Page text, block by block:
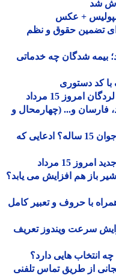
+ عکس
حقوق و نظم
شدگان چه خدماتی
دستوری
جدول قطعی برق شهرکرد، بروجن و لردگان امروز 15 مرداد
و... (چهارمحال و
راز طول عمر انسان در دستان یک نوجوان 15 ساله؟ ادعایی که
مرداد
هم افزایش می یابد؟
جمعه 16 مرداد 1405؛ همراه با حروف و تعبیر کامل
سرعت ویندوز تعریف
هایی دارد؟
از طریق تماس تلفنی